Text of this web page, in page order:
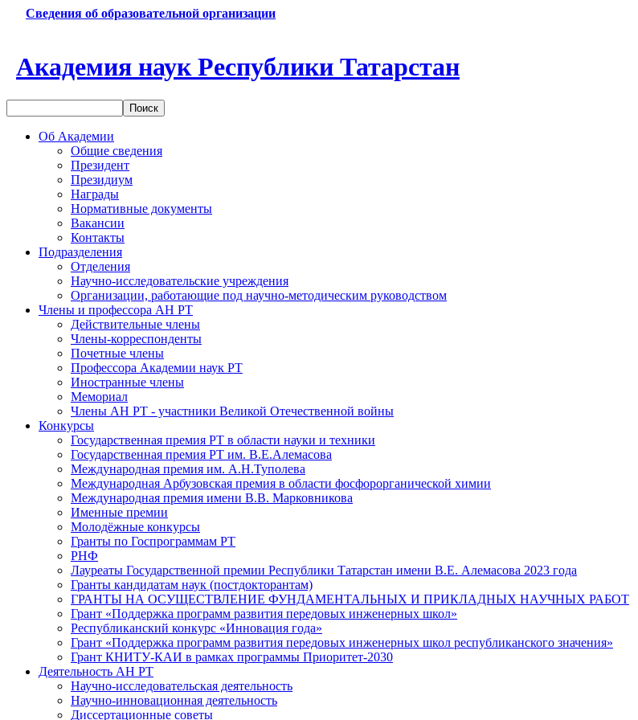
Сведения об образовательной организации
Академия наук Республики Татарстан
Об Академии
Общие сведения
Президент
Президиум
Награды
Нормативные документы
Вакансии
Контакты
Подразделения
Отделения
Научно-исследовательские учреждения
Организации, работающие под научно-методическим руководством
Члены и профессора АН РТ
Действительные члены
Члены-корреспонденты
Почетные члены
Профессора Академии наук РТ
Иностранные члены
Мемориал
Члены АН РТ - участники Великой Отечественной войны
Конкурсы
Государственная премия РТ в области науки и техники
Государственная премия РТ им. В.Е.Алемасова
Международная премия им. А.Н.Туполева
Международная Арбузовская премия в области фосфорорганической химии
Международная премия имени В.В. Марковникова
Именные премии
Молодёжные конкурсы
Гранты по Госпрограммам РТ
РНФ
Лауреаты Государственной премии Республики Татарстан имени В.Е. Алемасова 2023 года
Гранты кандидатам наук (постдокторантам)
ГРАНТЫ НА ОСУЩЕСТВЛЕНИЕ ФУНДАМЕНТАЛЬНЫХ И ПРИКЛАДНЫХ НАУЧНЫХ РАБОТ
Грант «Поддержка программ развития передовых инженерных школ»
Республиканский конкурс «Инновация года»
Грант «Поддержка программ развития передовых инженерных школ республиканского значения»
Грант КНИТУ-КАИ в рамках программы Приоритет-2030
Деятельность АН РТ
Научно-исследовательская деятельность
Научно-инновационная деятельность
Диссертационные советы